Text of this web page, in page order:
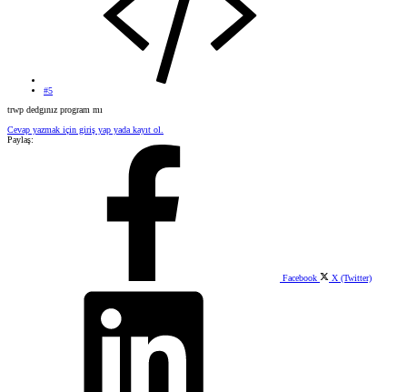
#5
trwp dedgınız program mı
Cevap yazmak için giriş yap yada kayıt ol.
Paylaş:
Facebook X (Twitter)